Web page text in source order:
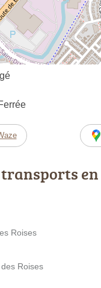
Roises
Roises